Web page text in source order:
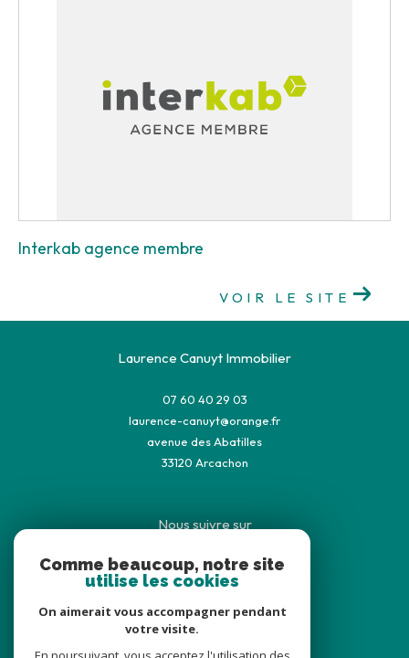
Interkab agence membre
VOIR LE SITE
Laurence Canuyt Immobilier
07 60 40 29 03
laurence-canuyt@orange.fr
avenue des Abatilles
33120
arcachon
Nous suivre sur
Comme beaucoup, notre site
utilise les cookies
On aimerait vous accompagner pendant
votre visite.